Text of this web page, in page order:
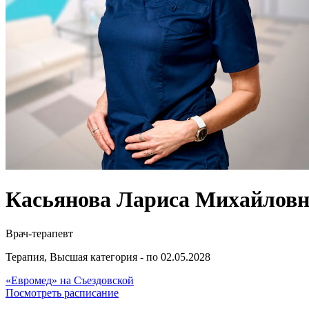
Касьянова Лариса
Врач-терапевт
Терапия, Высшая категория - по 02.05.2028
«Евромед» на Съездовской
Посмотреть расписание